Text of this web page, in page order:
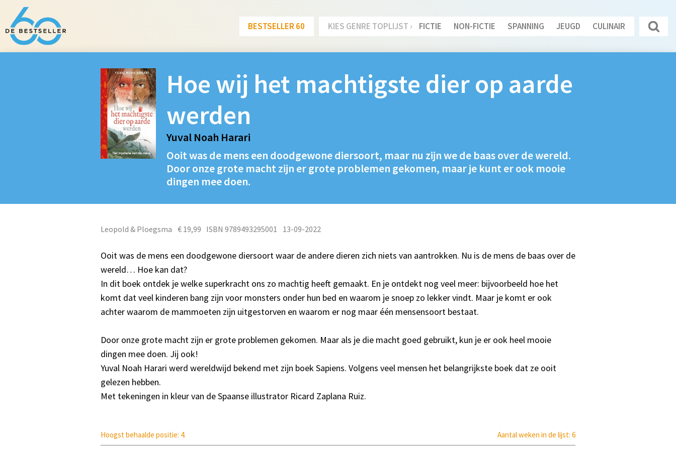
BESTSELLER 60 KIES GENRE TOPLIJST › FICTIE NON-FICTIE SPANNING JEUGD CULINAIR
Hoe wij het machtigste dier op aarde
werden
Yuval Noah Harari
Ooit was de mens een doodgewone diersoort, maar nu zijn we de baas over de wereld.
Door onze grote macht zijn er grote problemen gekomen, maar je kunt er ook mooie
dingen mee doen.
Leopold & Ploegsma € 19,99 ISBN 9789493295001 13-09-2022
Ooit was de mens een doodgewone diersoort waar de andere dieren zich niets van aantrokken. Nu is de mens de baas over de
wereld… Hoe kan dat?
In dit boek ontdek je welke superkracht ons zo machtig heeft gemaakt. En je ontdekt nog veel meer: bijvoorbeeld hoe het
komt dat veel kinderen bang zijn voor monsters onder hun bed en waarom je snoep zo lekker vindt. Maar je komt er ook
achter waarom de mammoeten zijn uitgestorven en waarom er nog maar één mensensoort bestaat.
Door onze grote macht zijn er grote problemen gekomen. Maar als je die macht goed gebruikt, kun je er ook heel mooie
dingen mee doen. Jij ook!
Yuval Noah Harari werd wereldwijd bekend met zijn boek Sapiens. Volgens veel mensen het belangrijkste boek dat ze ooit
gelezen hebben.
Met tekeningen in kleur van de Spaanse illustrator Ricard Zaplana Ruiz.
Hoogst behaalde positie: 4. Aantal weken in de lijst: 6